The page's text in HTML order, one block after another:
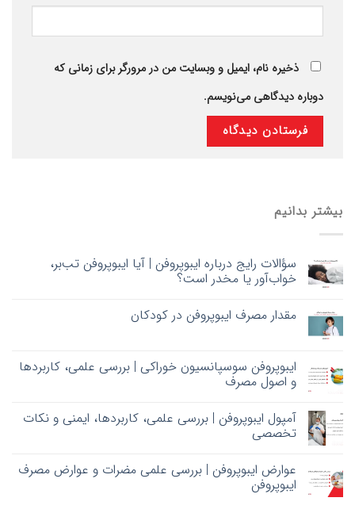
ذخیره نام، ایمیل و وبسایت من در مرورگر برای زمانی که
دوباره دیدگاهی می‌نویسم.
بیشتر بدانیم
سؤالات رایج درباره ایبوپروفن | آیا ایبوپروفن تب‌بر،
خواب‌آور یا مخدر است؟
مقدار مصرف ایبوپروفن در کودکان
ایبوپروفن سوسپانسیون خوراکی | بررسی علمی، کاربردها
و اصول مصرف
آمپول ایبوپروفن | بررسی علمی، کاربردها، ایمنی و نکات
تخصصی
عوارض ایبوپروفن | بررسی علمی مضرات و عوارض مصرف
ایبوپروفن